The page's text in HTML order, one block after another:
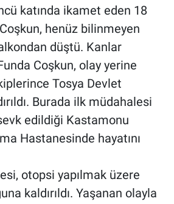
katında ikamet eden 18
henüz bilinmeyen
düştü. Kanlar
Coşkun, olay yerine
Tosya Devlet
Burada ilk müdahalesi
edildiği Kastamonu
Hastanesinde hayatını
otopsi yapılmak üzere
kaldırıldı. Yaşanan olayla